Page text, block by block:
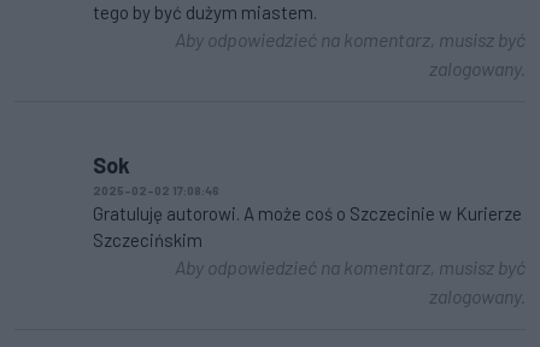
tego by być dużym miastem.
Aby odpowiedzieć na komentarz, musisz być
zalogowany.
Sok
2025-02-02 17:08:46
Gratuluję autorowi. A może coś o Szczecinie w Kurierze
Szczecińskim
Aby odpowiedzieć na komentarz, musisz być
zalogowany.